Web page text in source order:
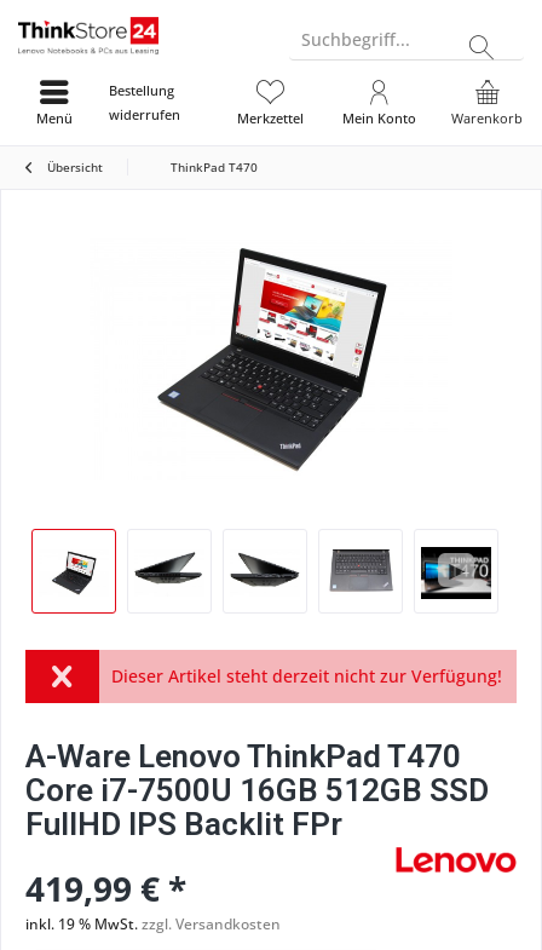
Suchbegriff...
Bestellung
widerrufen
Warenkorb
Merkzettel Mein Konto
Menü
Übersicht ThinkPad T470
Dieser Artikel steht derzeit nicht zur Verfügung!
A-Ware Lenovo ThinkPad T470
Core i7-7500U 16GB 512GB SSD
FullHD IPS Backlit FPr
419,99 € *
inkl. 19 % MwSt.zzgl. Versandkosten